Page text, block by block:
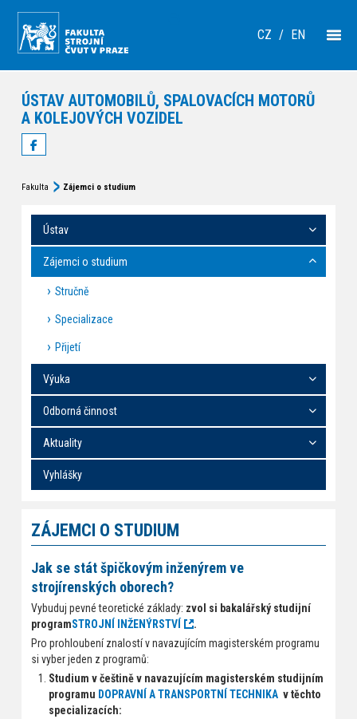
CZ / EN
ÚSTAV AUTOMOBILŮ, SPALOVACÍCH MOTORŮ
A KOLEJOVÝCH VOZIDEL
Fakulta Zájemci o studium
Ústav
Zájemci o studium
Stručně
Specializace
Přijetí
Výuka
Odborná činnost
Aktuality
Vyhlášky
ZÁJEMCI O STUDIUM
Jak se stát špičkovým inženýrem ve
strojírenských oborech?
Vybuduj pevné teoretické základy: zvol si bakalářský studijní
programSTROJNÍ INŽENÝRSTVÍ
.
Pro prohloubení znalostí v navazujícím magisterském programu
si vyber jeden z programů:
Studium v češtině v navazujícím magisterském studijním
programu DOPRAVNÍ A TRANSPORTNÍ TECHNIKAv těchto
specializacích: